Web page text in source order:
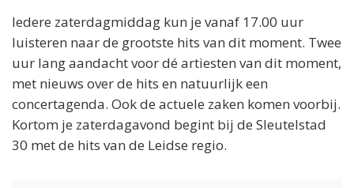
Iedere zaterdagmiddag kun je vanaf 17.00 uur
luisteren naar de grootste hits van dit moment. Twee
uur lang aandacht voor dé artiesten van dit moment,
met nieuws over de hits en natuurlijk een
concertagenda. Ook de actuele zaken komen voorbij.
Kortom je zaterdagavond begint bij de Sleutelstad
30 met de hits van de Leidse regio.